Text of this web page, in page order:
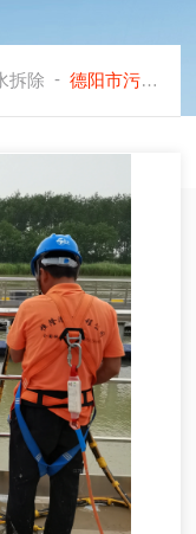
拆除 - 德阳市污水管道封堵墙拆除公司